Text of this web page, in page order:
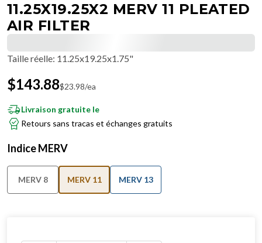
11.25X19.25X2 MERV 11 PLEATED
AIR FILTER
Taille réelle: 11.25x19.25x1.75"
$143.88$23.98/ea
Livraison gratuite le
Retours sans tracas et échanges gratuits
Indice MERV
MERV 8 MERV 11 MERV 13